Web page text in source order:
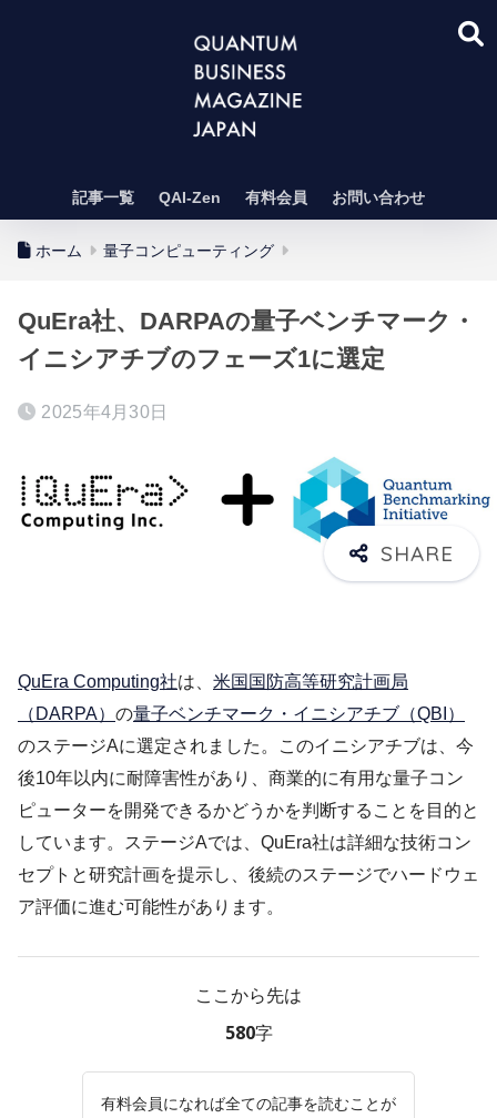
記事一覧 QAI-Zen 有料会員 お問い合わせ
ホーム 量子コンピューティング
QuEra社、DARPAの量子ベンチマーク・
イニシアチブのフェーズ1に選定
2025年4月30日
QuEra Computing社は、 米国国防高等研究計画局
（DARPA） の量子ベンチマーク・イニシアチブ（QBI）
のステージAに選定されました。このイニシアチブは、今
後10年以内に耐障害性があり、商業的に有用な量子コン
ピューターを開発できるかどうかを判断することを目的と
しています。ステージAでは、QuEra社は詳細な技術コン
セプトと研究計画を提示し、後続のステージでハードウェ
ア評価に進む可能性があります。
ここから先は
580字
有料会員になれば全ての記事を読むことが